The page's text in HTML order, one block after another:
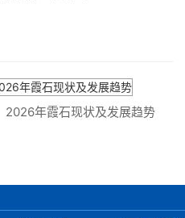
2026年霞石现状及发展趋势